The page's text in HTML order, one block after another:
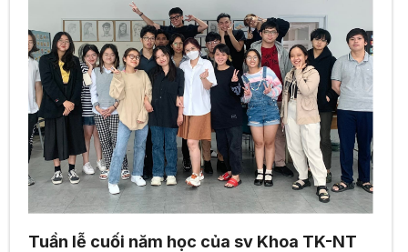
Tuần lễ cuối năm học của sv Khoa TK-NT